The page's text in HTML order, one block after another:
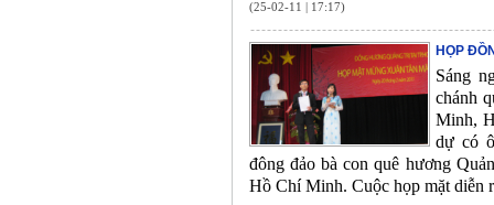
(25-02-11 | 17:17)
HỌP
Sáng
chánh
Minh,
dự có
đông đảo bà con quê hương
Hồ Chí Minh. Cuộc họp mặt diễn